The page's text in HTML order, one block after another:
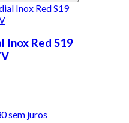
Inox Red S19
sem juros